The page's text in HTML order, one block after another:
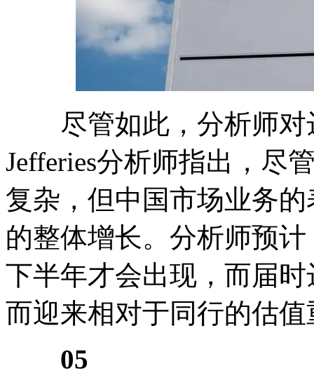
尽管如此，分析师对
Jefferies分析师指出，尽
复杂，但中国市场业务
的整体增长。分析师预
下半年才会出现，而届
而迎来相对于同行的估
05